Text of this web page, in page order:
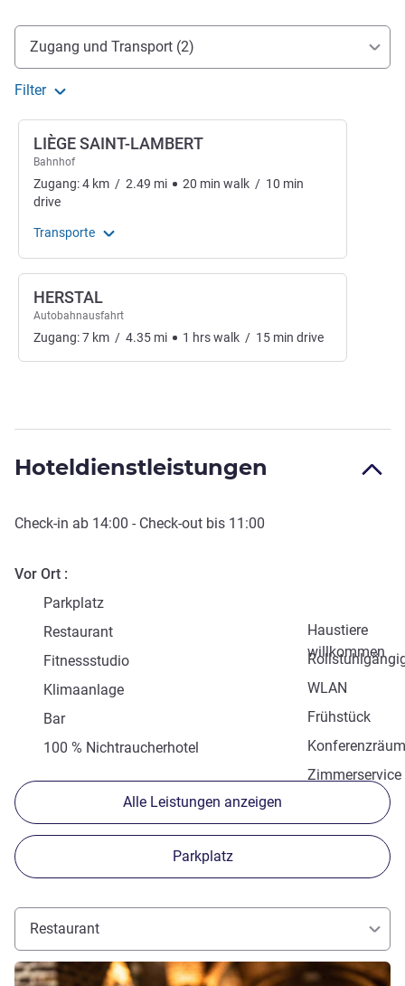
Erreichbarkeit und Anbindung
Zugang und Transport (2)
Filter
LIÈGE SAINT-LAMBERT
Bahnhof
Zugang:4 km / 2.49 mi 20 min walk / 10 min
drive
Transporte
HERSTAL
Autobahnausfahrt
Zugang:7 km / 4.35 mi 1 hrswalk / 15 min drive
Hoteldienstleistungen
Check-in ab 14:00 - Check-out bis 11:00
Vor Ort
Parkplatz
Haustiere
willkommen
Restaurant
Fitnessstudio
WLAN
Klimaanlage
Frühstück
Bar
100 % Nichtraucherhotel
Zimmerservice
Alle Leistungen anzeigen
Parkplatz
Restaurant
Details ansehen